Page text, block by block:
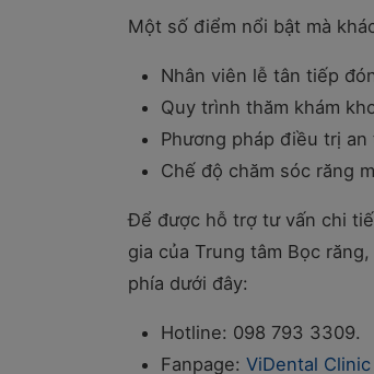
Một số điểm nổi bật mà
Nhân viên lễ tân tiếp
Quy trình thăm khám
Phương pháp điều trị
Chế độ chăm sóc răng
Để được hỗ trợ tư vấn chi
gia của Trung tâm Bọc
phía dưới đây:
Hotline: 098 793 3309.
Fanpage: ViDental Clinic